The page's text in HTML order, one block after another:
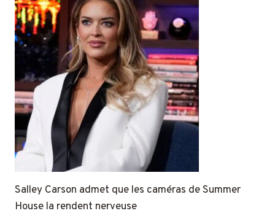
Salley Carson admet que les caméras de Summer
House la rendent nerveuse